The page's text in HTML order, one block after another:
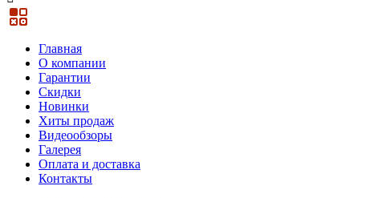
Главная
О компании
Гарантии
Скидки
Новинки
Хиты продаж
Видеообзоры
Галерея
Оплата и доставка
Контакты